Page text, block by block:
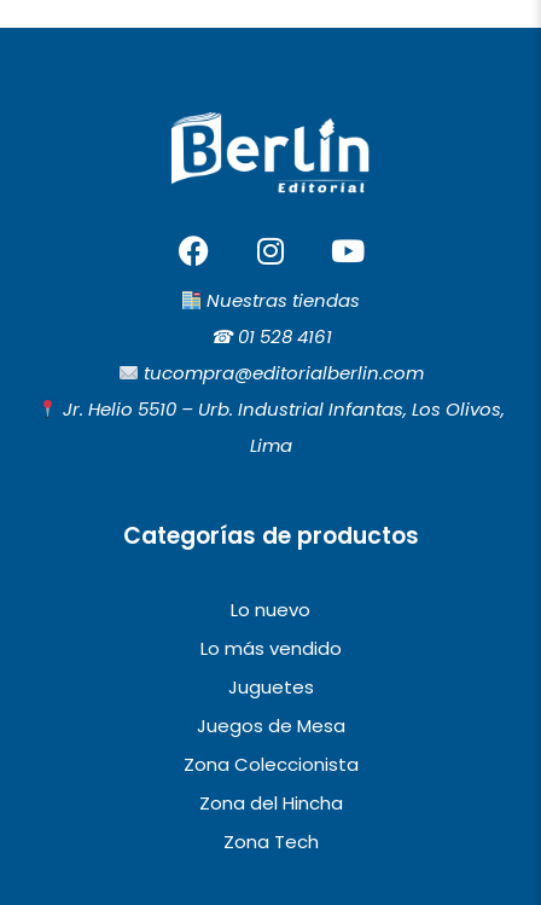
F
a
c
b
o
o
I
n
s
t
a
g
r
a
Y
o
u
u
b
e
Nuestras tiendas
☎︎01 528 4161
tucompra@editorialberlin.com
Jr. Helio 5510 – Urb. Industrial Infantas, Los Olivos,
Lima
Categorías de productos
Lo nuevo
Lo más vendido
Juguetes
Juegos de Mesa
Zona Coleccionista
Zona del Hincha
Zona Tech